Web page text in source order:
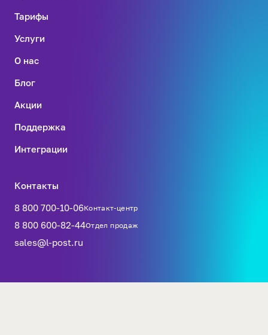
Тарифы
Услуги
О нас
Блог
Акции
Поддержка
Интеграции
Контакты
8 800 700-10-06Контакт-центр
8 800 600-82-44Отдел продаж
sales@l-post.ru